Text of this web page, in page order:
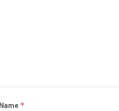
Name *